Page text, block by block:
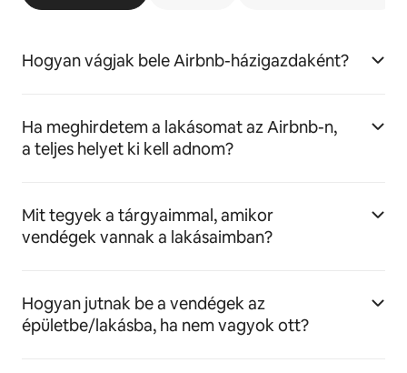
Hogyan vágjak bele Airbnb-házigazdaként?
Ha meghirdetem a lakásomat az Airbnb-n,
a teljes helyet ki kell adnom?
Mit tegyek a tárgyaimmal, amikor
vendégek vannak a lakásaimban?
Hogyan jutnak be a vendégek az
épületbe/lakásba, ha nem vagyok ott?